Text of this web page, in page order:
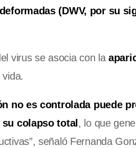
(DWV, por su
virus se asocia con la
no es controlada puede
colapso total , lo que
señaló Fernanda